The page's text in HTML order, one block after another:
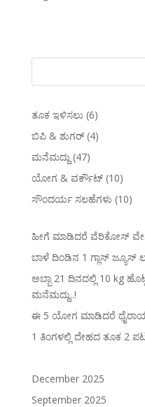
ತೂಕ ಇಳಿಸಲು (6)
ಬಿಪಿ & ಶುಗರ್(4)
ಮನೆಮದ್ದು (47)
ಯೋಗ & ವರ್ಕೌಟ್(10)
ಸೌಂದರ್ಯ ಸಲಹೆಗಳು (10)
ಹೀಗೆ ಮಾಡಿದರೆ ವೆರಿಕೋಸ್‌
ಬಾಳೆ ದಿಂಡಿನ 1 ಗ್ಲಾಸ್ ಜ್ಯೂಸ್
ಅಬ್ಬಾ 21 ದಿನದಲ್ಲಿ 10 kg
ಮನೆಮದ್ದು..!
ಈ 5 ಯೋಗ ಮಾಡಿದರೆ
1 ತಿಂಗಳಲ್ಲಿ ದೇಹದ ತೂಕ 2
December 2025
September 2025